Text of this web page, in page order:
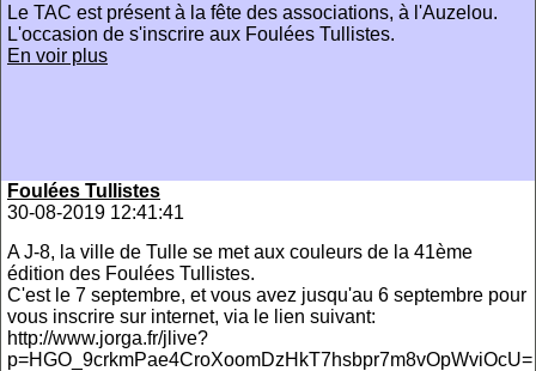
Le TAC est présent à la fête des associations, à l'Auzelou.
L'occasion de s'inscrire aux Foulées Tullistes.
En voir plus
Foulées Tullistes
30-08-2019 12:41:41
A J-8, la ville de Tulle se met aux couleurs de la 41ème
édition des Foulées Tullistes.
C'est le 7 septembre, et vous avez jusqu'au 6 septembre pour
vous inscrire sur internet, via le lien suivant:
http://www.jorga.fr/jlive?
p=HGO_9crkmPae4CroXoomDzHkT7hsbpr7m8vOpWviOcU=